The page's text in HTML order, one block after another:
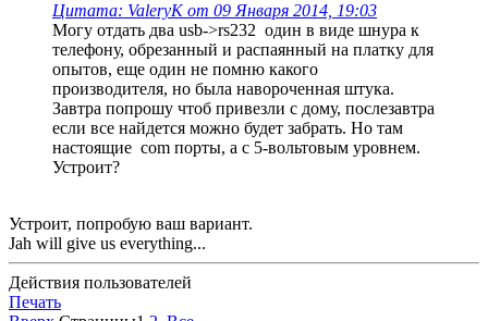
Цитата: ValeryK от 09 Января 2014, 19:03
Могу отдать два usb->rs232 один в виде шнура к
телефону, обрезанный и распаянный на платку для
опытов, еще один не помню какого
производителя, но была навороченная штука.
Завтра попрошу чтоб привезли с дому, послезавтра
если все найдется можно будет забрать. Но там
настоящие com порты, а с 5-вольтовым уровнем.
Устроит?
Устроит, попробую ваш вариант.
Jah will give us everything...
Действия пользователей
Печать